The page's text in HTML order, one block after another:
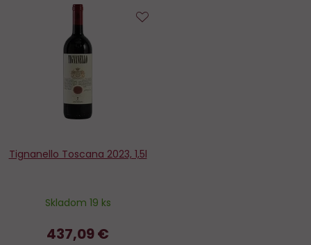
Tignanello Toscana 2023, 1,5l
Skladom 19 ks
437,09 €